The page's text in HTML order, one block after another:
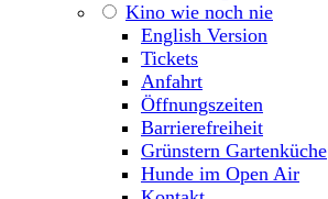
Kino wie noch nie
English Version
Tickets
Anfahrt
Öffnungszeiten
Barrierefreiheit
Grünstern Gartenküche
Hunde im Open Air